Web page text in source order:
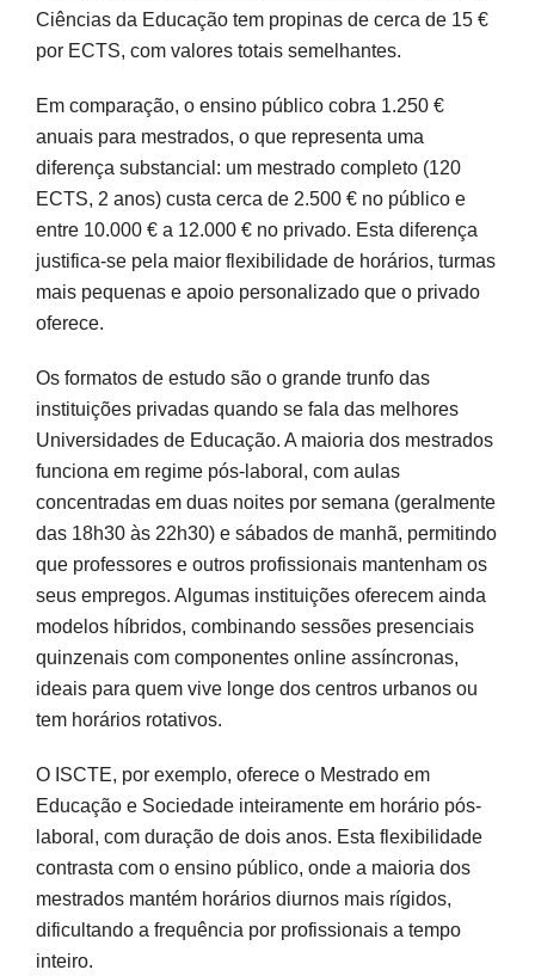
Ciências da Educação tem propinas de cerca de 15 €
por ECTS, com valores totais semelhantes.
Em comparação, o ensino público cobra 1.250 €
anuais para mestrados, o que representa uma
diferença substancial: um mestrado completo (120
ECTS, 2 anos) custa cerca de 2.500 € no público e
entre 10.000 € a 12.000 € no privado. Esta diferença
justifica-se pela maior flexibilidade de horários, turmas
mais pequenas e apoio personalizado que o privado
oferece.
Os formatos de estudo são o grande trunfo das
instituições privadas quando se fala das melhores
Universidades de Educação. A maioria dos mestrados
funciona em regime pós-laboral, com aulas
concentradas em duas noites por semana (geralmente
das 18h30 às 22h30) e sábados de manhã, permitindo
que professores e outros profissionais mantenham os
seus empregos. Algumas instituições oferecem ainda
modelos híbridos, combinando sessões presenciais
quinzenais com componentes online assíncronas,
ideais para quem vive longe dos centros urbanos ou
tem horários rotativos.
O ISCTE, por exemplo, oferece o Mestrado em
Educação e Sociedade inteiramente em horário pós-
laboral, com duração de dois anos. Esta flexibilidade
contrasta com o ensino público, onde a maioria dos
mestrados mantém horários diurnos mais rígidos,
dificultando a frequência por profissionais a tempo
inteiro.